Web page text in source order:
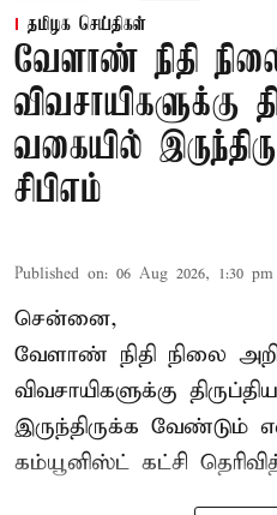
தமிழக செய்திகள்
வேளாண் நிதி
விவசாயிகளுக்கு
வகையில்
சிபிஎம்
Published on: 06 Aug 2026, 1:30 pm
சென்னை,
வேளாண் நிதி நிலை
விவசாயிகளுக்கு
இருந்திருக்க வேண்டும்
கம்யூனிஸ்ட் கட்சி